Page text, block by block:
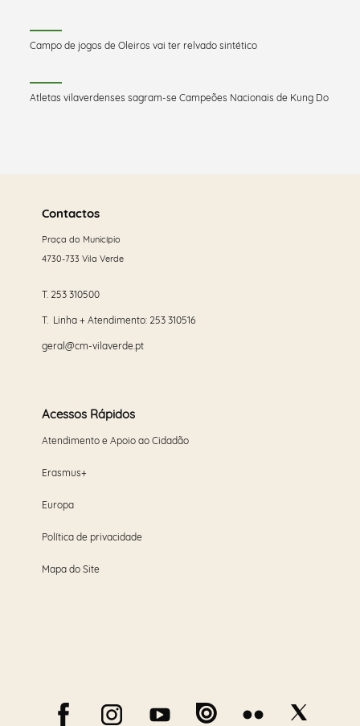
Campo de jogos de Oleiros vai ter relvado sintético
Atletas vilaverdenses sagram-se Campeões Nacionais de Kung Do
maisContactos
Praça do Município
4730-733 Vila Verde
T. 253 310500
T. Linha + Atendimento: 253 310516
geral@cm-vilaverde.pt
Acessos Rápidos
Atendimento e Apoio ao Cidadão
Erasmus+
Europa
Política de privacidade
Mapa do Site